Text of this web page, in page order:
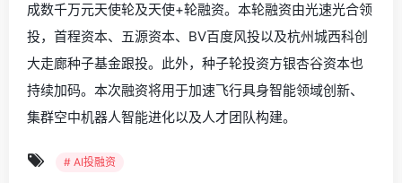
成数千万元天使轮及天使+轮融资。本轮融资由光速光合领
投，首程资本、五源资本、BV百度风投以及杭州城西科创
大走廊种子基金跟投。此外，种子轮投资方银杏谷资本也
持续加码。本次融资将用于加速飞行具身智能领域创新、
集群空中机器人智能进化以及人才团队构建。
# AI投融资